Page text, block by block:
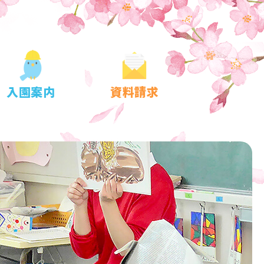
入園案内 資料請求